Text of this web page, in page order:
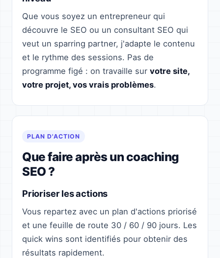
Que vous soyez un entrepreneur qui
découvre le SEO ou un consultant SEO qui
veut un sparring partner, j'adapte le contenu
et le rythme des sessions. Pas de
programme figé : on travaille sur votre site,
votre projet, vos vrais problèmes.
PLAN D'ACTION
Que faire après un coaching
SEO ?
Prioriser les actions
Vous repartez avec un plan d'actions priorisé
et une feuille de route 30 / 60 / 90 jours. Les
quick wins sont identifiés pour obtenir des
résultats rapidement.